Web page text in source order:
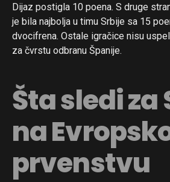
Dijaz postigla 10 poena. S druge
je bila najbolja u timu Srbije sa 15
dvocifrena. Ostale igračice nisu
za čvrstu odbranu Španije.
Šta sledi za
na
prvenstvu